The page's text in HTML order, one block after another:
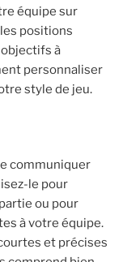
équipe sur
positions
objectifs à
personnaliser
style de jeu.
communiquer
le pour
ou pour
à votre équipe.
et précises